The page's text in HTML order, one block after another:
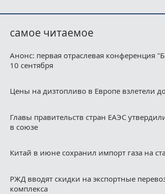
самое читаемое
Анонс: первая отраслевая конференция
10 сентября
Цены на дизтопливо в Европе взлетели
Главы правительств стран ЕАЭС
в союзе
Китай в июне сохранил импорт газа на
РЖД вводят скидки на экспортные
комплекса